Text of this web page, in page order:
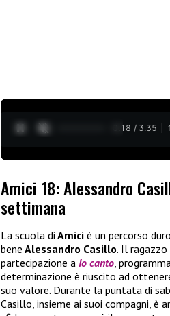
0:19 / 3:35 1
Amici 18: Alessandro
settimana
La scuola di Amici è un percorso
bene Alessandro Casillo. Il
partecipazione a Io canto,
determinazione è riuscito ad
suo valore. Durante la puntata di
Casillo, insieme ai suoi compagni, è